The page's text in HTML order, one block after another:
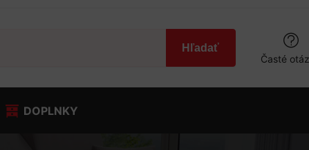
Hľadať
Časté
DOPLNKY